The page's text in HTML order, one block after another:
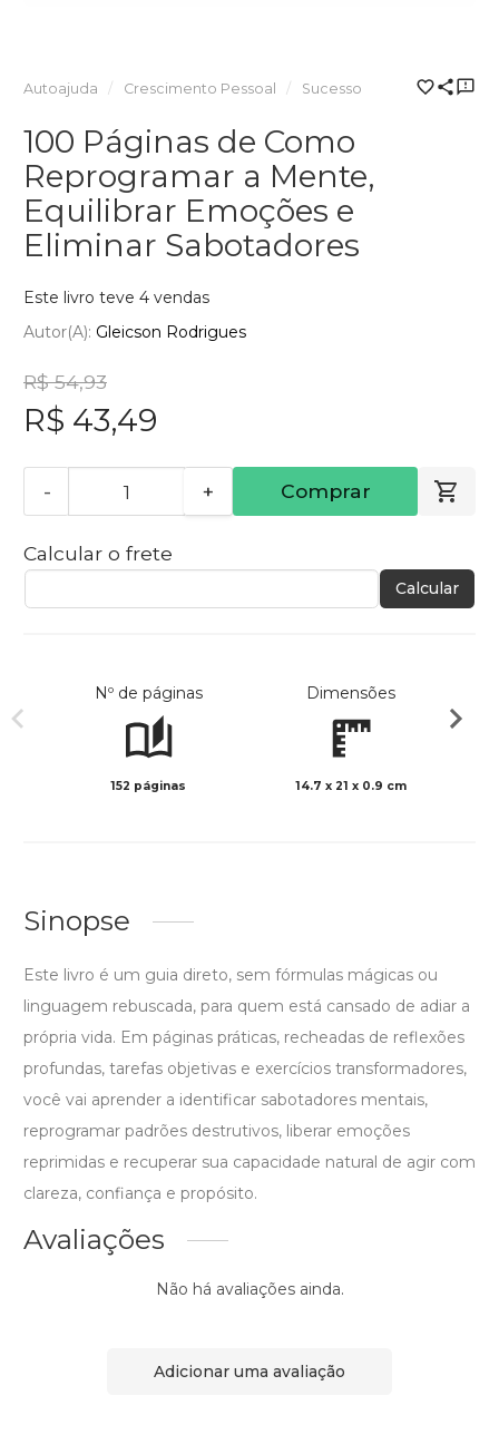
Autoajuda Crescimento Pessoal Sucesso
100 Páginas de Como
Reprogramar a Mente,
Equilibrar Emoções e
Eliminar Sabotadores
Este livro teve 4 vendas
Autor(a): Gleicson Rodrigues
R$ 54,93
R$ 43,49
- + Comprar
Calcular o frete
Calcular
Nº de páginas
152 páginas
Dimensões
14.7 x 21 x 0.9 cm
Sinopse
Este livro é um guia direto, sem fórmulas mágicas ou
linguagem rebuscada, para quem está cansado de adiar a
própria vida. Em páginas práticas, recheadas de reflexões
profundas, tarefas objetivas e exercícios transformadores,
você vai aprender a identificar sabotadores mentais,
reprogramar padrões destrutivos, liberar emoções
reprimidas e recuperar sua capacidade natural de agir com
clareza, confiança e propósito.
Avaliações
Não há avaliações ainda.
Adicionar uma avaliação